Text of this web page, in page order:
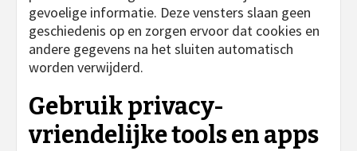
gevoelige informatie. Deze vensters slaan geen
geschiedenis op en zorgen ervoor dat cookies en
andere gegevens na het sluiten automatisch
worden verwijderd.
Gebruik privacy-
vriendelijke tools en apps